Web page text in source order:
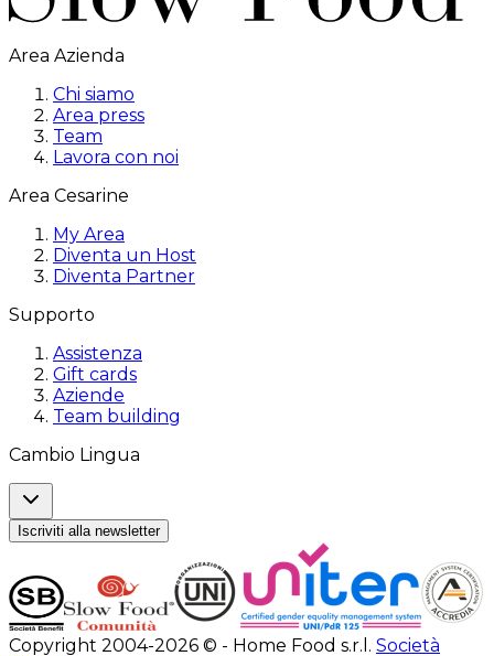
Area Azienda
Chi siamo
Area press
Team
Lavora con noi
Area Cesarine
My Area
Diventa un Host
Diventa Partner
Supporto
Assistenza
Gift cards
Aziende
Team building
Cambio Lingua
Iscriviti alla newsletter
Copyright 2004-2026 © - Home Food s.r.l. Società